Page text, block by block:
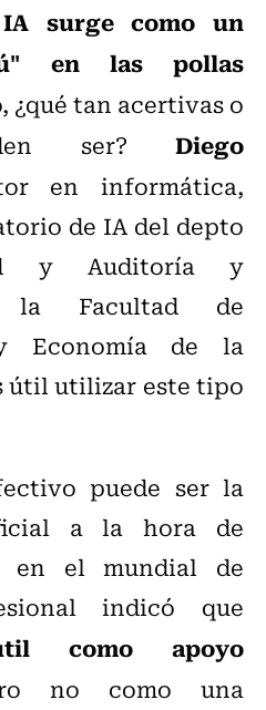
surge como un
en las pollas
¿qué tan acertivas o
ser? Diego
en informática,
de IA del depto
y Auditoría y
la Facultad de
Economía de la
útil utilizar este tipo
puede ser la
a la hora de
en el mundial de
indicó que
como apoyo
no como una